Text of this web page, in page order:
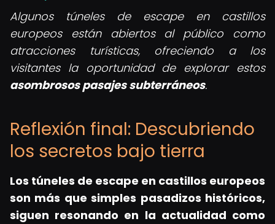
Algunos túneles de escape en castillos
europeos están abiertos al público como
atracciones turísticas, ofreciendo a los
visitantes la oportunidad de explorar estos
asombrosos pasajes subterráneos.
Reflexión final: Descubriendo
los secretos bajo tierra
Los túneles de escape en castillos europeos
son más que simples pasadizos históricos,
siguen resonando en la actualidad como